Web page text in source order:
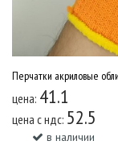
цена: 41.1
цена c ндс: 52.5
в наличии